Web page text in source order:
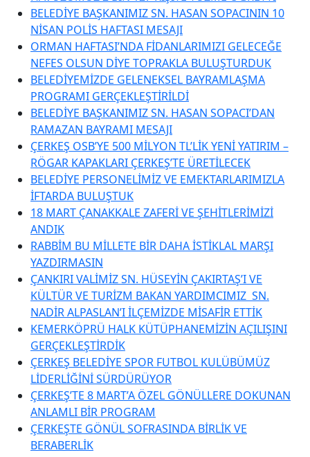
BELEDİYE BAŞKANIMIZ SN. HASAN SOPACININ 10
NİSAN POLİS HAFTASI MESAJI
ORMAN HAFTASI’NDA FİDANLARIMIZI GELECEĞE
NEFES OLSUN DİYE TOPRAKLA BULUŞTURDUK
BELEDİYEMİZDE GELENEKSEL BAYRAMLAŞMA
PROGRAMI GERÇEKLEŞTİRİLDİ
BELEDİYE BAŞKANIMIZ SN. HASAN SOPACI’DAN
RAMAZAN BAYRAMI MESAJI
ÇERKEŞ OSB’YE 500 MİLYON TL’LİK YENİ YATIRIM –
RÖGAR KAPAKLARI ÇERKEŞ’TE ÜRETİLECEK
BELEDİYE PERSONELİMİZ VE EMEKTARLARIMIZLA
İFTARDA BULUŞTUK
18 MART ÇANAKKALE ZAFERİ VE ŞEHİTLERİMİZİ
ANDIK
RABBİM BU MİLLETE BİR DAHA İSTİKLAL MARŞI
YAZDIRMASIN
ÇANKIRI VALİMİZ SN. HÜSEYİN ÇAKIRTAŞ’I VE
KÜLTÜR VE TURİZM BAKAN YARDIMCIMIZ SN.
NADİR ALPASLAN’I İLÇEMİZDE MİSAFİR ETTİK
KEMERKÖPRÜ HALK KÜTÜPHANEMİZİN AÇILIŞINI
GERÇEKLEŞTİRDİK
ÇERKEŞ BELEDİYE SPOR FUTBOL KULÜBÜMÜZ
LİDERLİĞİNİ SÜRDÜRÜYOR
ÇERKEŞ’TE 8 MART’A ÖZEL GÖNÜLLERE DOKUNAN
ANLAMLI BİR PROGRAM
ÇERKEŞTE GÖNÜL SOFRASINDA BİRLİK VE
BERABERLİK